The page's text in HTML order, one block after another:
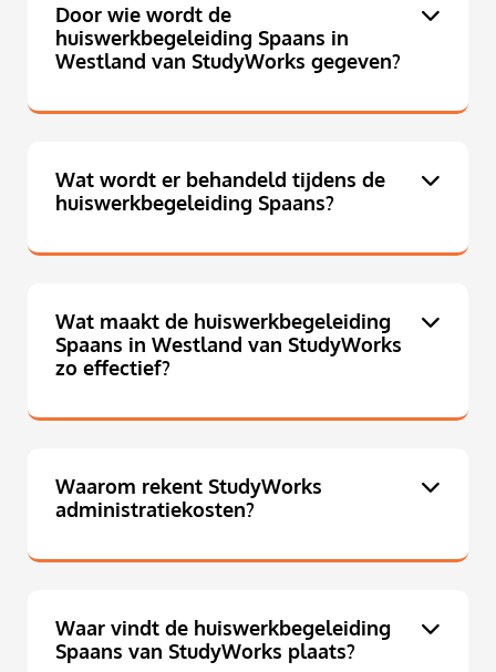
Door wie wordt de
huiswerkbegeleiding Spaans in
Westland van StudyWorks gegeven?
Wat wordt er behandeld tijdens de
huiswerkbegeleiding Spaans?
Wat maakt de huiswerkbegeleiding
Spaans in Westland van StudyWorks
zo effectief?
Waarom rekent StudyWorks
administratiekosten?
Waar vindt de huiswerkbegeleiding
Spaans van StudyWorks plaats?